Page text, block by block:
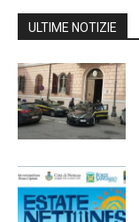
ULTIME NOTIZIE